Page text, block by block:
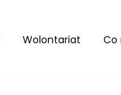
Wolontariat Co